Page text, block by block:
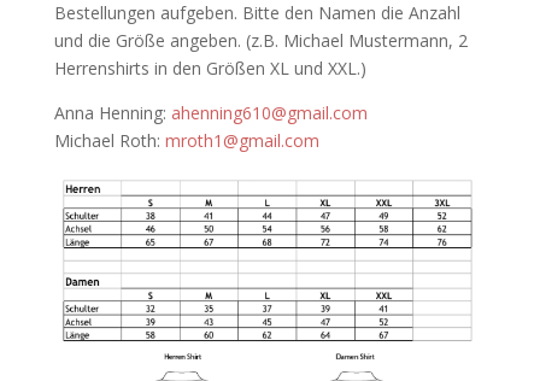
Bestellungen aufgeben. Bitte den Namen die Anzahl
und die Größe angeben. (z.B. Michael Mustermann, 2
Herrenshirts in den Größen XL und XXL.)
Anna Henning: ahenning610@gmail.com
Michael Roth: mroth1@gmail.com